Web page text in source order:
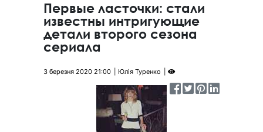
Первые ласточки: стали
известны интригующие
детали второго сезона
сериала
3 березня 2020 21:00 Юлія Туренко